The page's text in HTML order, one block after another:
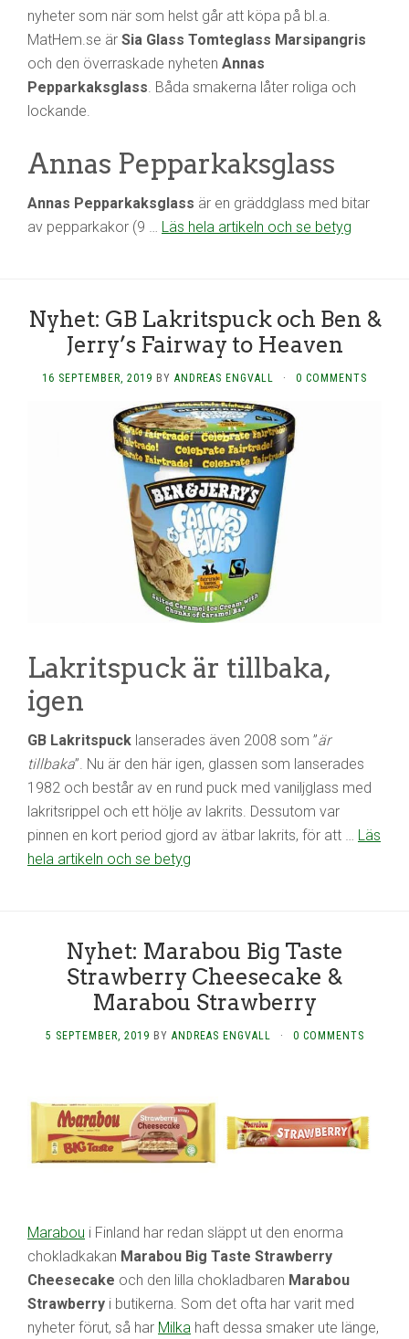
nyheter som när som helst går att köpa på bl.a.
MatHem.se är Sia Glass Tomteglass Marsipangris
och den överraskade nyheten Annas
Pepparkaksglass. Båda smakerna låter roliga och
lockande.
Annas Pepparkaksglass
Annas Pepparkaksglass är en gräddglass med bitar
av pepparkakor (9 … Läs hela artikeln och se betyg
Nyhet: GB Lakritspuck och Ben &
Jerry’s Fairway to Heaven
16 SEPTEMBER, 2019 BY ANDREAS ENGVALL · 0 COMMENTS
Lakritspuck är tillbaka,
igen
GB Lakritspuck lanserades även 2008 som ”är
tillbaka”. Nu är den här igen, glassen som lanserades
1982 och består av en rund puck med vaniljglass med
lakritsrippel och ett hölje av lakrits. Dessutom var
pinnen en kort period gjord av ätbar lakrits, för att … Läs
hela artikeln och se betyg
Nyhet: Marabou Big Taste
Strawberry Cheesecake &
Marabou Strawberry
5 SEPTEMBER, 2019 BY ANDREAS ENGVALL · 0 COMMENTS
Marabou i Finland har redan släppt ut den enorma
chokladkakan Marabou Big Taste Strawberry
Cheesecake och den lilla chokladbaren Marabou
Strawberry i butikerna. Som det ofta har varit med
nyheter förut, så har Milka haft dessa smaker ute länge,